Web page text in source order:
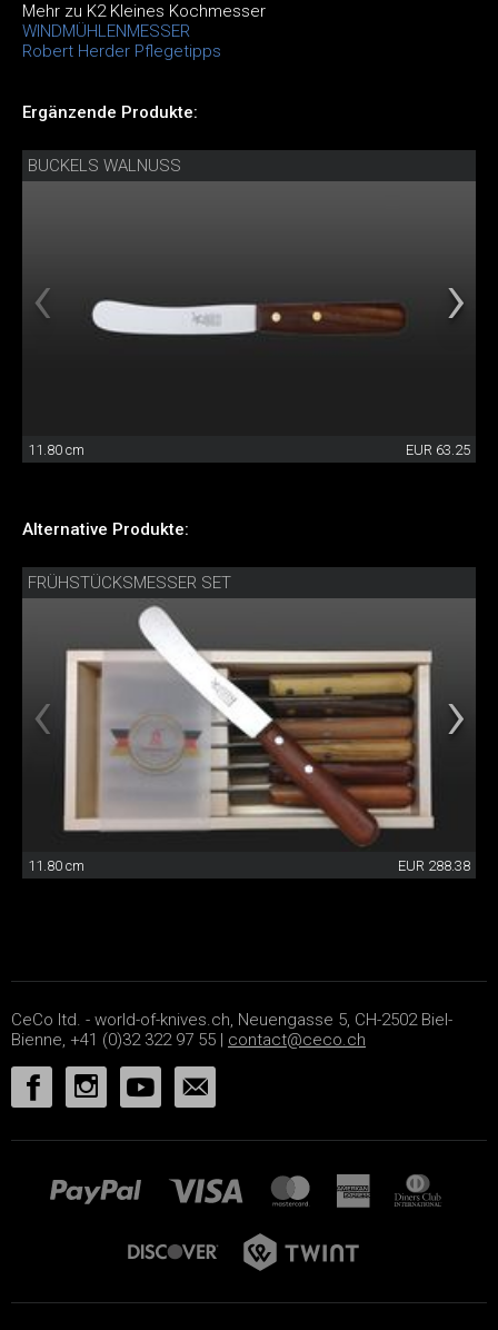
Mehr zu K2 Kleines Kochmesser
WINDMÜHLENMESSER
Robert Herder Pflegetipps
Ergänzende Produkte:
BUCKELS WALNUSS
11.80 cm EUR 63.25
Alternative Produkte:
FRÜHSTÜCKSMESSER SET
11.80 cm EUR 288.38
CeCo ltd. - world-of-knives.ch, Neuengasse 5, CH-2502 Biel-
Bienne, +41 (0)32 322 97 55 | contact@ceco.ch